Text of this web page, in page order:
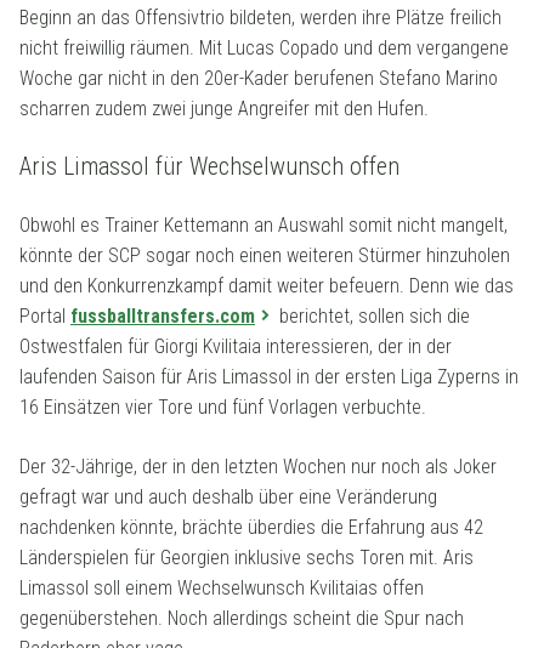
Beginn an das Offensivtrio bildeten, werden ihre Plätze freilich
nicht freiwillig räumen. Mit Lucas Copado und dem vergangene
Woche gar nicht in den 20er-Kader berufenen Stefano Marino
scharren zudem zwei junge Angreifer mit den Hufen.
Aris Limassol für Wechselwunsch offen
Obwohl es Trainer Kettemann an Auswahl somit nicht mangelt,
könnte der SCP sogar noch einen weiteren Stürmer hinzuholen
und den Konkurrenzkampf damit weiter befeuern. Denn wie das
Portal fussballtransfers.com
berichtet, sollen sich die
Ostwestfalen für Giorgi Kvilitaia interessieren, der in der
laufenden Saison für Aris Limassol in der ersten Liga Zyperns in
16 Einsätzen vier Tore und fünf Vorlagen verbuchte.
Der 32-Jährige, der in den letzten Wochen nur noch als Joker
gefragt war und auch deshalb über eine Veränderung
nachdenken könnte, brächte überdies die Erfahrung aus 42
Länderspielen für Georgien inklusive sechs Toren mit. Aris
Limassol soll einem Wechselwunsch Kvilitaias offen
gegenüberstehen. Noch allerdings scheint die Spur nach